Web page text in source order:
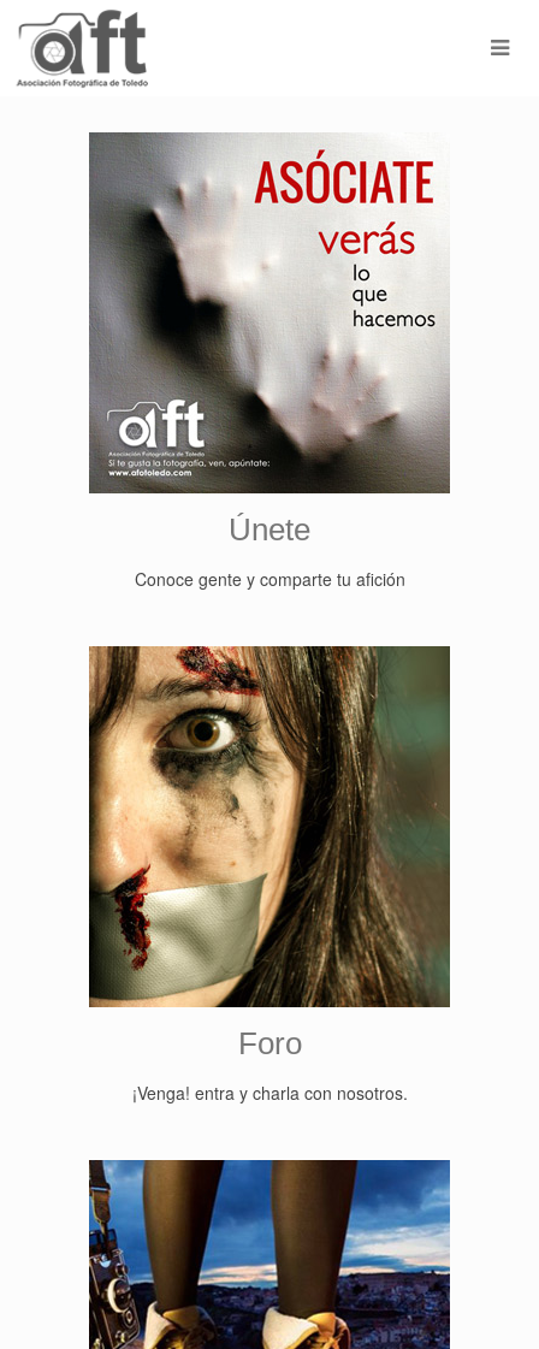
Únete
Conoce gente y comparte tu afición
Foro
¡Venga! entra y charla con nosotros.